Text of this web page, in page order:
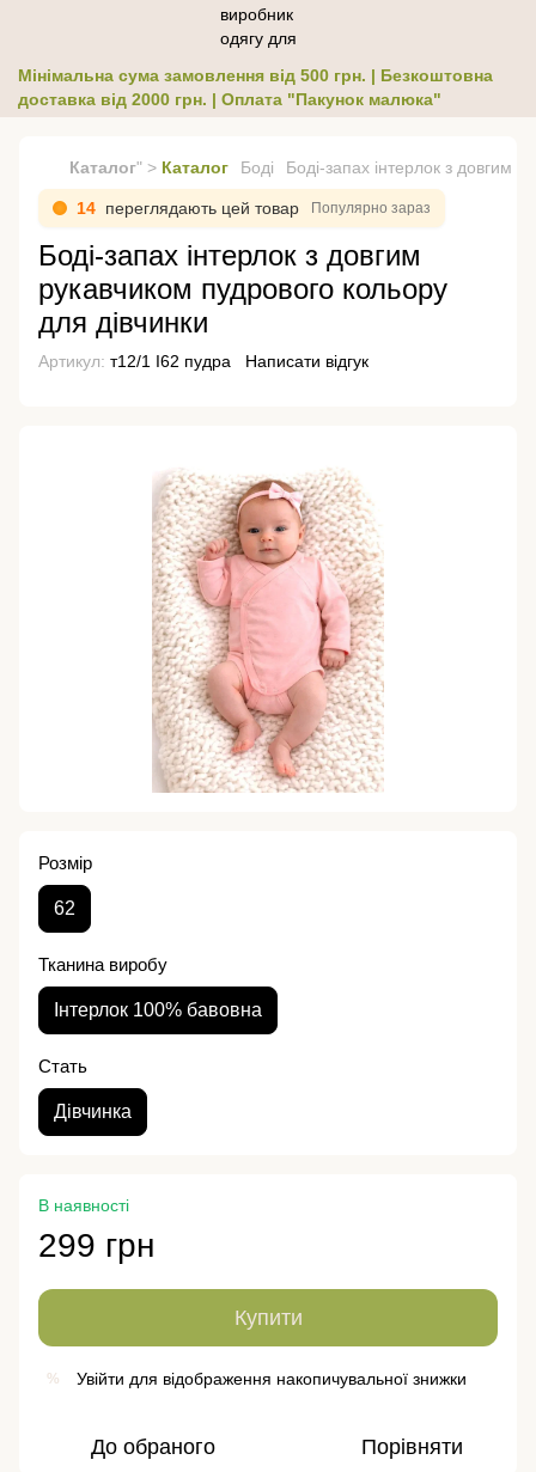
Мінімальна сума замовлення від 500 грн. | Безкоштовна
доставка від 2000 грн. | Оплата "Пакунок малюка"
Каталог" > Каталог Боді Боді-запах інтерлок з довгим
14 переглядають цей товар Популярно зараз
Боді-запах інтерлок з довгим
рукавчиком пудрового кольору
для дівчинки
Артикул: т12/1 І62 пудра Написати відгук
Розмір
62
Тканина виробу
Інтерлок 100% бавовна
Стать
Дівчинка
В наявності
299 грн
Купити
% Увійти для відображення накопичувальної знижки
До обраного Порівняти